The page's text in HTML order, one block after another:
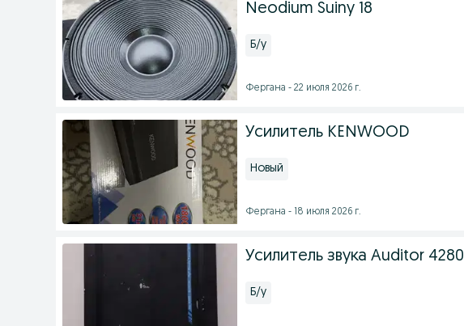
Neodium Suiny 18
Б/у
Фергана - 22 июля 2026 г.
Усилитель KENWOOD
Новый
Фергана - 18 июля 2026 г.
Усилитель звука Auditor 4280
Б/у